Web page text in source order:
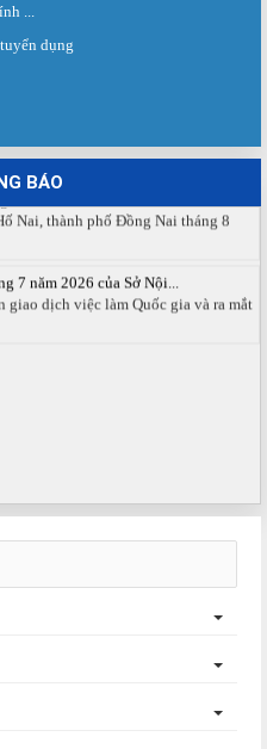
...
dụng
BÁO
Hơn 4.300 cơ hội...
việc làm Đồng Nai tổ chức Sàn giao
làm lần thứ 08/2026 ngày 03
8 năm 2026
Nai, thành phố Đồng Nai tháng 8
dịch việc làm Quốc gia và ra mắt